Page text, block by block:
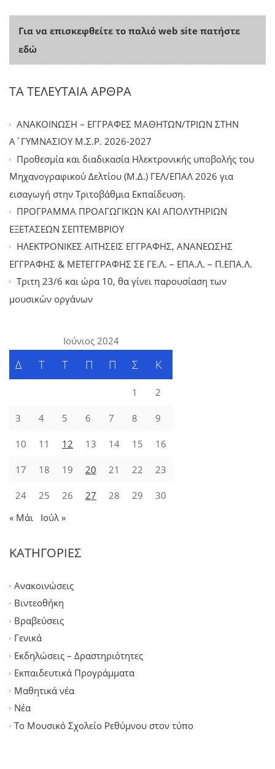
Για να επισκεφθείτε το παλιό web site πατήστε
εδώ
ΤΑ ΤΕΛΕΥΤΑΙΑ ΑΡΘΡΑ
ΑΝΑΚΟΙΝΩΣΗ – ΕΓΓΡΑΦΕΣ ΜΑΘΗΤΩΝ/ΤΡΙΩΝ ΣΤΗΝ
Α΄ΓΥΜΝΑΣΙΟΥ Μ.Σ.Ρ. 2026-2027
Προθεσμία και διαδικασία Ηλεκτρονικής υποβολής του
Μηχανογραφικού Δελτίου (Μ.Δ.) ΓΕΛ/ΕΠΑΛ 2026 για
εισαγωγή στην Τριτοβάθμια Εκπαίδευση.
ΠΡΟΓΡΑΜΜΑ ΠΡΟΑΓΩΓΙΚΩΝ ΚΑΙ ΑΠΟΛΥΤΗΡΙΩΝ
ΕΞΕΤΑΣΕΩΝ ΣΕΠΤΕΜΒΡΙΟΥ
ΗΛΕΚΤΡΟΝΙΚΕΣ ΑΙΤΗΣΕΙΣ ΕΓΓΡΑΦΗΣ, ΑΝΑΝΕΩΣΗΣ
ΕΓΓΡΑΦΗΣ & ΜΕΤΕΓΓΡΑΦΗΣ ΣΕ ΓΕ.Λ. – ΕΠΑ.Λ. – Π.ΕΠΑ.Λ.
Tριτη 23/6 και ώρα 10, θα γίνει παρουσίαση των
μουσικών οργάνων
Ιούνιος 2024
Δ Τ Τ Π Π Σ Κ
1 2
3 4 5 6 7 8 9
10 11 12 13 14 15 16
17 18 19 20 21 22 23
24 25 26 27 28 29
30
« Μάι
Ιούλ »
ΚΑΤΗΓΟΡΙΕΣ
Ανακοινώσεις
Βιντεοθήκη
Βραβεύσεις
Γενικά
Εκδηλώσεις – Δραστηριότητες
Εκπαιδευτικά Προγράμματα
Μαθητικά νέα
Νέα
Το Μουσικό Σχολείο Ρεθύμνου στον τύπο